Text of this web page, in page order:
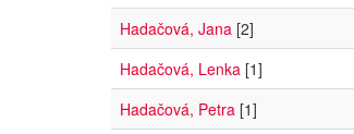
Hadačová, Jana [2]
Hadačová, Lenka [1]
Hadačová, Petra [1]